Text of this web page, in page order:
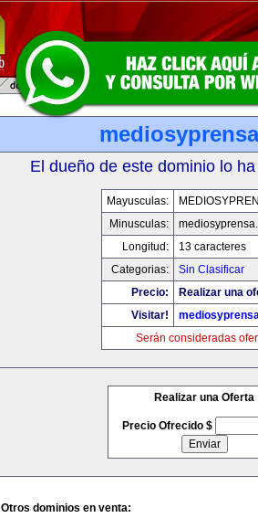
El dueño de este dominio lo
Mayusculas:
Minusculas:
Longitud:
13 caracteres
Categorias:
Sin Clasificar
Precio:
Realizar una
Visitar!
Serán consideradas
Realizar una Oferta
Precio Ofrecido $
Otros dominios en venta: